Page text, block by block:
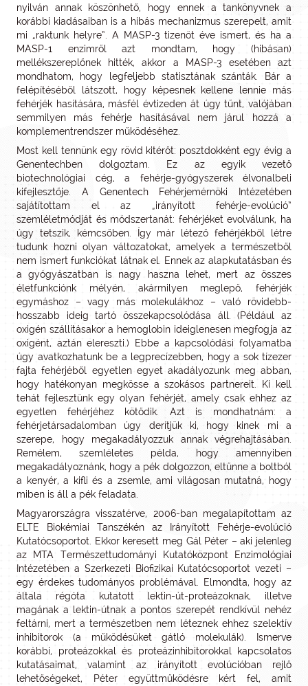
nyilván annak köszönhető, hogy ennek a tankönyvnek a
korábbi kiadásaiban is a hibás mechanizmus szerepelt, amit
mi „raktunk helyre”. A MASP-3 tizenöt éve ismert, és ha a
MASP-1 enzimről azt mondtam, hogy (hibásan)
mellékszereplőnek hitték, akkor a MASP-3 esetében azt
mondhatom, hogy legfeljebb statisztának szánták. Bár a
felépítéséből látszott, hogy képesnek kellene lennie más
fehérjék hasítására, másfél évtizeden át úgy tűnt, valójában
semmilyen más fehérje hasításával nem járul hozzá a
komplementrendszer működéséhez.
Most kell tennünk egy rövid kitérőt: posztdokként egy évig a
Genentechben dolgoztam. Ez az egyik vezető
biotechnológiai cég, a fehérje-gyógyszerek élvonalbeli
kifejlesztője. A Genentech Fehérjemérnöki Intézetében
sajátítottam el az „irányított fehérje-evolúció”
szemléletmódját és módszertanát: fehérjéket evolválunk, ha
úgy tetszik, kémcsőben. Így már létező fehérjékből létre
tudunk hozni olyan változatokat, amelyek a természetből
nem ismert funkciókat látnak el. Ennek az alapkutatásban és
a gyógyászatban is nagy haszna lehet, mert az összes
életfunkciónk mélyén, akármilyen meglepő, fehérjék
egymáshoz – vagy más molekulákhoz – való rövidebb-
hosszabb ideig tartó összekapcsolódása áll. (Például az
oxigén szállításakor a hemoglobin ideiglenesen megfogja az
oxigént, aztán elereszti.) Ebbe a kapcsolódási folyamatba
úgy avatkozhatunk be a legprecízebben, hogy a sok tízezer
fajta fehérjéből egyetlen egyet akadályozunk meg abban,
hogy hatékonyan megkösse a szokásos partnereit. Ki kell
tehát fejlesztünk egy olyan fehérjét, amely csak ehhez az
egyetlen fehérjéhez kötődik. Azt is mondhatnám: a
fehérjetársadalomban úgy derítjük ki, hogy kinek mi a
szerepe, hogy megakadályozzuk annak végrehajtásában.
Remélem, szemléletes példa, hogy amennyiben
megakadályoznánk, hogy a pék dolgozzon, eltűnne a boltból
a kenyér, a kifli és a zsemle, ami világosan mutatná, hogy
miben is áll a pék feladata.
Magyarországra visszatérve, 2006-ban megalapítottam az
ELTE Biokémiai Tanszékén az Irányított Fehérje-evolúció
Kutatócsoportot. Ekkor keresett meg Gál Péter – aki jelenleg
az MTA Természettudományi Kutatóközpont Enzimológiai
Intézetében a Szerkezeti Biofizikai Kutatócsoportot vezeti –
egy érdekes tudományos problémával. Elmondta, hogy az
általa régóta kutatott lektin-út-proteázoknak, illetve
magának a lektin-útnak a pontos szerepét rendkívül nehéz
feltárni, mert a természetben nem léteznek ehhez szelektív
inhibitorok (a működésüket gátló molekulák). Ismerve
korábbi, proteázokkal és proteázinhibitorokkal kapcsolatos
kutatásaimat, valamint az irányított evolúcióban rejlő
lehetőségeket, Péter együttműködésre kért fel, amit